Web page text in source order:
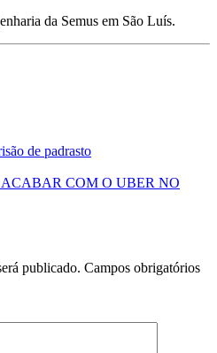
da Semus em São Luís.
de padrasto
COM O UBER NO
publicado. Campos obrigatórios